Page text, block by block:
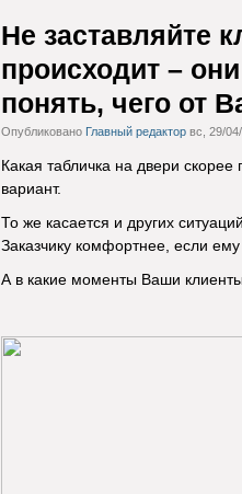
Не заставляйте
происходит –
понять, чего от
Опубликовано Главный редакторвс, 29/04/
Какая табличка на двери
вариант.
То же касается и других
Заказчику комфортнее, если
А в какие моменты Ваши